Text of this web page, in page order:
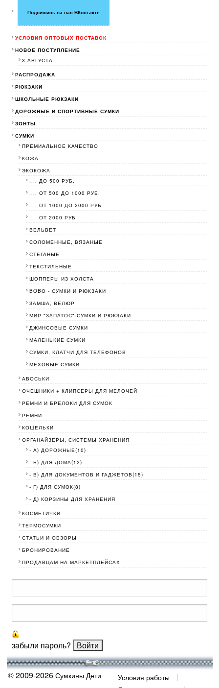
Подпишись на нас ВКонтакте
УСЛОВИЯ ОПТОВЫХ ПОСТАВОК
НОВОЕ ПОСТУПЛЕНИЕ
3 АВГУСТА
РАСПРОДАЖА
РЮКЗАКИ
ШКОЛЬНЫЕ РЮКЗАКИ
ДОРОЖНЫЕ И СПОРТИВНЫЕ СУМКИ
ЗОНТЫ
СУМКИ
ПРЕМИАЛЬНОЕ КАЧЕСТВО
КОЖА
ЭКОКОЖА
.... ДО 500 РУБ.
.... ОТ 500 ДО 1000 РУБ.
.... ОТ 1000 ДО 2000 РУБ
.... ОТ 2000 РУБ
ВЕЛЬВЕТ
СОЛОМЕННЫЕ, ВЯЗАНЫЕ
СТЕГАНЫЕ
ТЕКСТИЛЬНЫЕ
ШОППЕРЫ ИЗ ХОЛСТА
BOBО - СУМКИ И РЮКЗАКИ
ЗАМША, ВЕЛЮР
МИР "ЗАПАТОС"-СУМКИ И РЮКЗАКИ
ДЖИНСОВЫЕ СУМКИ
МАЛЕНЬКИЕ СУМКИ
СУМКИ, КЛАТЧИ ДЛЯ ТЕЛЕФОНОВ
МЕХОВЫЕ СУМКИ
АВОСЬКИ
ОЧЕШНИКИ + КЛИПСЕРЫ ДЛЯ МЕЛОЧЕЙ
РЕМНИ И БРЕЛОКИ ДЛЯ СУМОК
РЕМНИ
КОШЕЛЬКИ
ОРГАНАЙЗЕРЫ, СИСТЕМЫ ХРАНЕНИЯ
- А) ДОРОЖНЫЕ(10)
- Б) ДЛЯ ДОМА(12)
- В) ДЛЯ ДОКУМЕНТОВ И ГАДЖЕТОВ(15)
- Г) ДЛЯ СУМОК(8)
- Д) КОРЗИНЫ ДЛЯ ХРАНЕНИЯ
КОСМЕТИЧКИ
ТЕРМОСУМКИ
СТАТЬИ И ОБЗОРЫ
БРОНИРОВАНИЕ
ПРОДАВЦАМ НА МАРКЕТПЛЕЙСАХ
забыли пароль?
© 2009-2026 Сумкины Дети
Условия работы